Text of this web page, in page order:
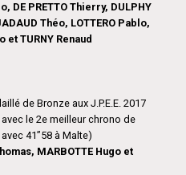
DE PRETTO Thierry, DULPHY
Théo, LOTTERO Pablo,
et TURNY Renaud
de Bronze aux J.P.E.E. 2017
le 2e meilleur chrono de
41’’58 à Malte)
MARBOTTE Hugo et